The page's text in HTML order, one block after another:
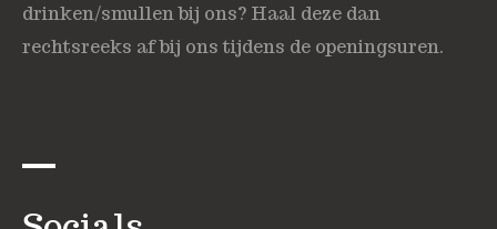
drinken/smullen bij ons? Haal deze dan
rechtsreeks af bij ons tijdens de openingsuren.